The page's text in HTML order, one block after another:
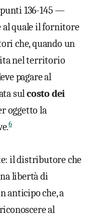
punti 136-145 —
al quale il fornitore
che, quando un
nel territorio
pagare al
sul costo dei
oggetto la
6
il distributore che
libertà di
anticipo che, a
al